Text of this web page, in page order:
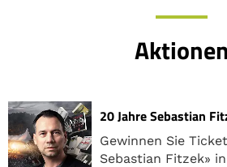
Aktionen
20 Jahre Sebastian
Gewinnen Sie
Sebastian Fitzek»